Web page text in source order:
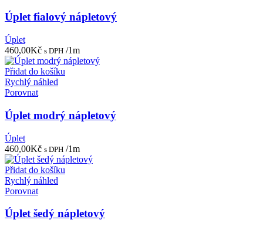
Úplet fialový nápletový
Úplet
460,00Kč s DPH /1m
Přidat do košíku
Rychlý náhled
Porovnat
Úplet modrý nápletový
Úplet
460,00Kč s DPH /1m
Přidat do košíku
Rychlý náhled
Porovnat
Úplet šedý nápletový